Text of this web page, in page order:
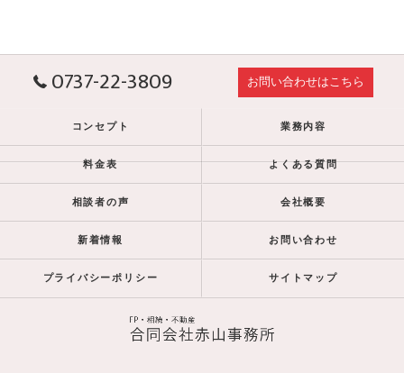
0737-22-3809 お問い合わせはこちら
コンセプト 業務内容
料金表 よくある質問
相談者の声 会社概要
新着情報 お問い合わせ
プライバシーポリシー サイトマップ